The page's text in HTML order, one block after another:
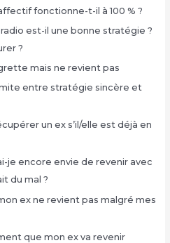
fonctionne-t-il à 100 % ?
est-il une bonne stratégie ?
?
mais ne revient pas
entre stratégie sincère et
un ex s’il/elle est déjà en
je encore envie de revenir avec
du mal ?
ex ne revient pas malgré mes
que mon ex va revenir